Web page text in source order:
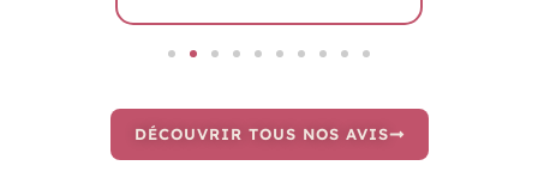
DÉCOUVRIR TOUS NOS AVIS